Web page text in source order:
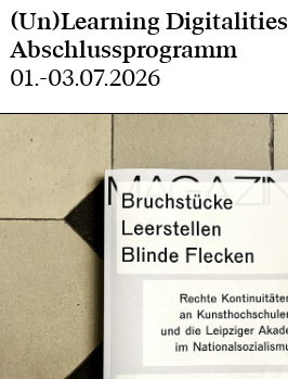
(Un)Learning Digitalities
Abschlussprogramm
01.-03.07.2026